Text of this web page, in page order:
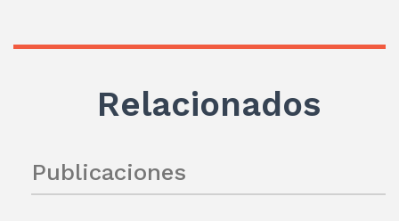
Relacionados
Publicaciones